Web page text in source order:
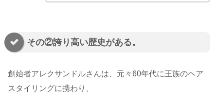
その②誇り高い歴史がある。
創始者アレクサンドルさんは、元々60年代に王族のヘア
スタイリングに携わり、